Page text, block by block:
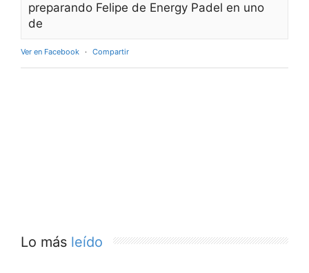
preparando Felipe de Energy Padel en uno
de
Ver en Facebook · Compartir
Lo más leído